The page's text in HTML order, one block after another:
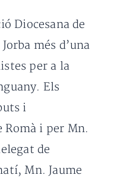
Diocesana de
més d’una
per a la
Els
i
Romà i per Mn.
de
Mn. Jaume